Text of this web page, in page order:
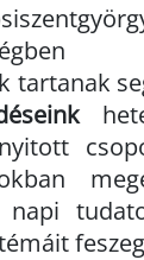
tartanak